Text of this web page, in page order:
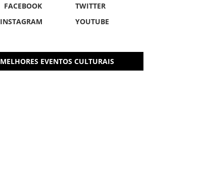
FACEBOOK
TWITTER
INSTAGRAM
YOUTUBE
MELHORES EVENTOS CULTURAIS